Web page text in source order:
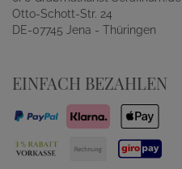
Otto-Schott-Str. 24
DE-07745 Jena - Thüringen
EINFACH BEZAHLEN